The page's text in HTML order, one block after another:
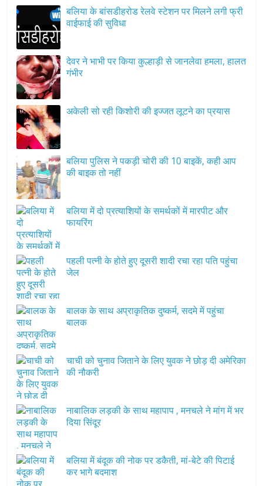
बलिया के बांसडीहरोड रेलवे स्टेशन पर मिलने लगी फ्री
वाईफाई की सुविधा
देवर ने भाभी पर किया कुल्हाड़ी से जानलेवा हमला, हालत
गंभीर
अकेली सो रही किशोरी की इज्जत लूटने का प्रयास
बलिया पुलिस ने पकड़ी चोरी की 10 बाइकें, कही आप
की बाइक तो नहीं
बलिया में दो प्रत्याशियों के समर्थकों में मारपीट और
फायरिंग
पहली पत्नी के होते हुए दूसरी शादी रचा रहा पति पहुंचा
जेल
बालक के साथ अप्राकृतिक दुष्कर्म, सदमे में पहुंचा
बालक
चाची को चुनाव जिताने के लिए युवक ने छोड़ दी अमेरिका
की नौकरी
नाबालिक लड़की के साथ महापाप , मनचले ने मांग में भर
दिया सिंदूर
बलिया में बंदूक की नोक पर डकैती, मां-बेटे की पिटाई
कर भागे बदमाश